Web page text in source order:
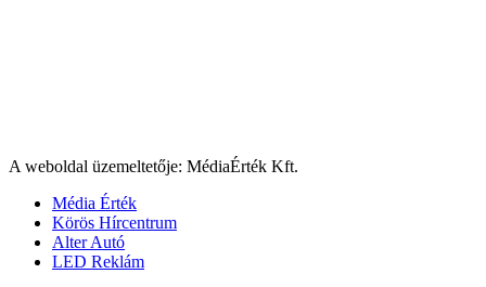
A weboldal üzemeltetője: MédiaÉrték Kft.
Média Érték
Körös Hírcentrum
Alter Autó
LED Reklám